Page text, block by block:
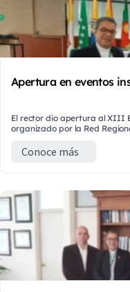
Apertura en eventos
El rector dio apertura al XIII
organizado por la Red
Conoce más